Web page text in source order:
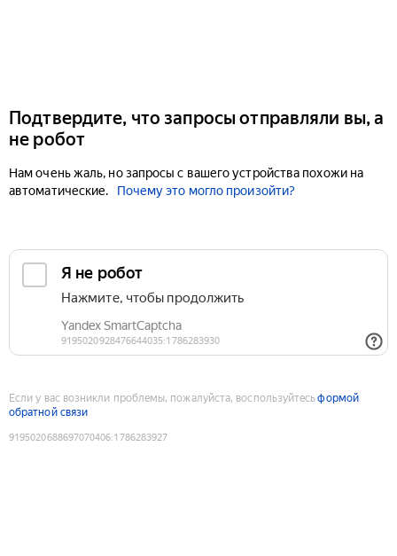
Подтвердите, что запросы отправляли вы, а
не робот
Нам очень жаль, но запросы с вашего устройства похожи на
автоматические.
Почему это могло произойти?
Если у вас возникли проблемы, пожалуйста, воспользуйтесьформой
обратной связи
9195020688697070406:1786283927